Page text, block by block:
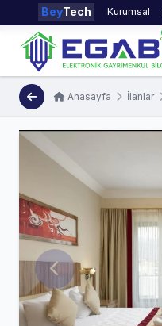
BeyTech Kurumsal
Anasayfa İlanlar